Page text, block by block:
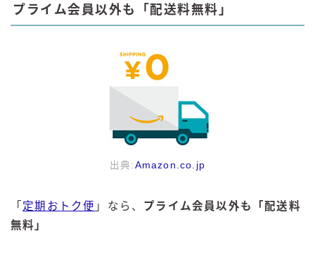
プライム会員以外も「配送料無料」
出典: Amazon.co.jp
「 定期おトク便 」なら、 プライム会員以外も「配送料
無料」